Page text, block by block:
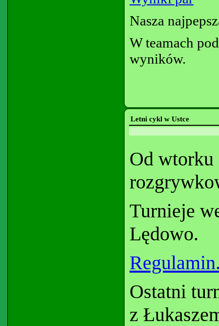
Nasza
W teamach
wyników.
Letni cykl w Ustce
Od
Turnieje
Lędowo.
Ostatni
z